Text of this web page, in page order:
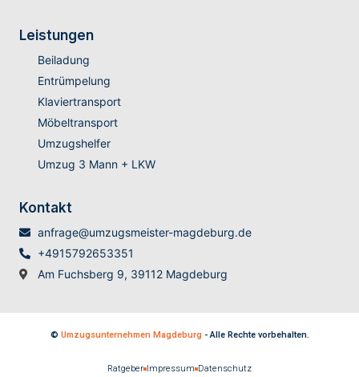
Leistungen
Beiladung
Entrümpelung
Klaviertransport
Möbeltransport
Umzugshelfer
Umzug 3 Mann + LKW
Kontakt
anfrage@umzugsmeister-magdeburg.de
+4915792653351
Am Fuchsberg 9, 39112 Magdeburg
© Umzugsunternehmen Magdeburg - Alle Rechte vorbehalten.
Ratgeber Impressum Datenschutz